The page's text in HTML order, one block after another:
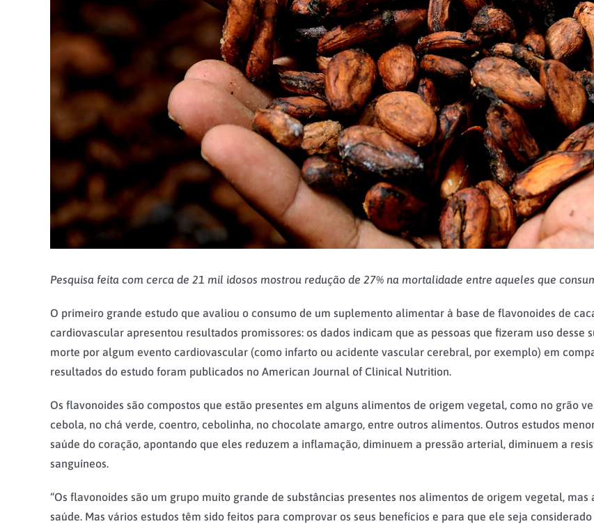
Pesquisa feita com cerca de 21 mil idosos mostrou redução de 27% na mortalidade entre aqueles que
O primeiro grande estudo que avaliou o consumo de um suplemento alimentar à base de flavonoides de
cardiovascular apresentou resultados promissores: os dados indicam que as pessoas que fizeram uso
morte por algum evento cardiovascular (como infarto ou acidente vascular cerebral, por exemplo) em
resultados do estudo foram publicados no American Journal of Clinical Nutrition.
Os flavonoides são compostos que estão presentes em alguns alimentos de origem vegetal, como no grão
cebola, no chá verde, coentro, cebolinha, no chocolate amargo, entre outros alimentos. Outros estudos
saúde do coração, apontando que eles reduzem a inflamação, diminuem a pressão arterial, diminuem a
sanguíneos.
“Os flavonoides são um grupo muito grande de substâncias presentes nos alimentos de origem vegetal,
saúde. Mas vários estudos têm sido feitos para comprovar os seus benefícios e para que ele seja